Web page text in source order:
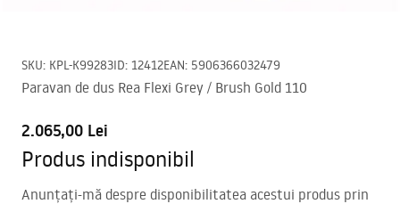
SKU: KPL-K99283ID: 12412EAN: 5906366032479
Paravan de dus Rea Flexi Grey / Brush Gold 110
2.065,00 Lei
Produs indisponibil
Anunțați-mă despre disponibilitatea acestui produs prin